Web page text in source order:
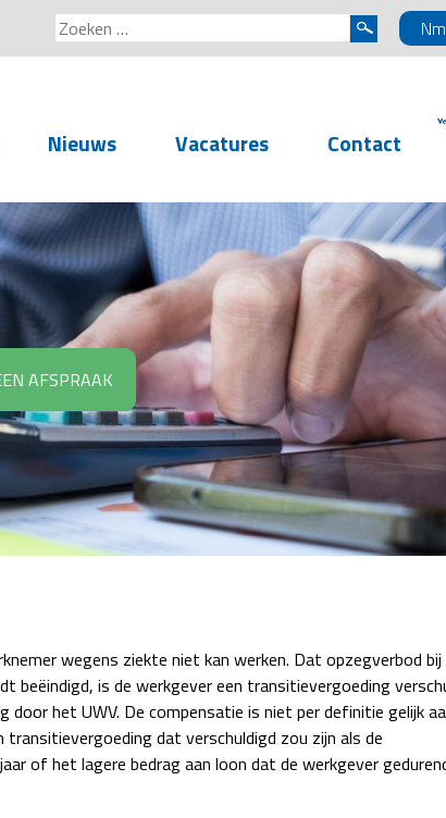
Zoeken
naar:
Nieuws Vacatures Contact
AFSPRAAK
wegens ziekte niet kan werken. Dat opzegverbod
is de werkgever een transitievergoeding
het UWV. De compensatie is niet per definitie gelijk
dat verschuldigd zou zijn als de
of het lagere bedrag aan loon dat de werkgever